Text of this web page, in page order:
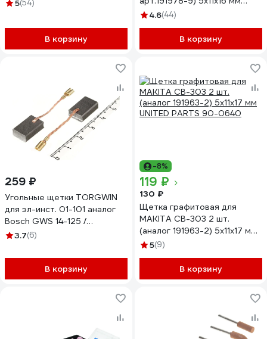
5(54)
В корзину
ПРАКТИКА 790-977
4.6(44)
В корзину
259 ₽
Угольные щетки TORGWIN
для эл-инст. 01-101 аналог
Bosch GWS 14-125 /
5х10х16мм (10 шт.) / T682686
3.7(6)
В корзину
-8%
119 ₽
130 ₽
Щетка графитовая для
MAKITA СВ-303 2 шт.
(аналог 191963-2) 5x11x17 мм
UNITED PARTS 90-0640
5(9)
В корзину